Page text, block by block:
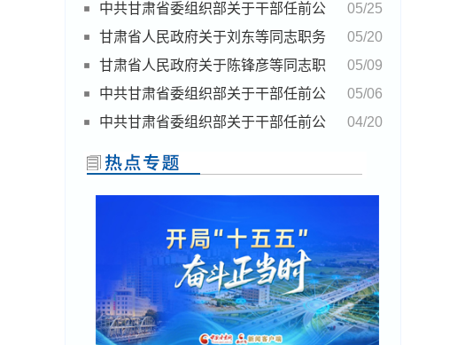
05/25
中共甘肃省委组织部关于干部任前公
示的公告
05/20
甘肃省人民政府关于刘东等同志职务
任免的通知(5月18日)
05/09
甘肃省人民政府关于陈锋彦等同志职
务任免的通知
05/06
中共甘肃省委组织部关于干部任前公
示的公告
04/20
中共甘肃省委组织部关于干部任前公
示的公告